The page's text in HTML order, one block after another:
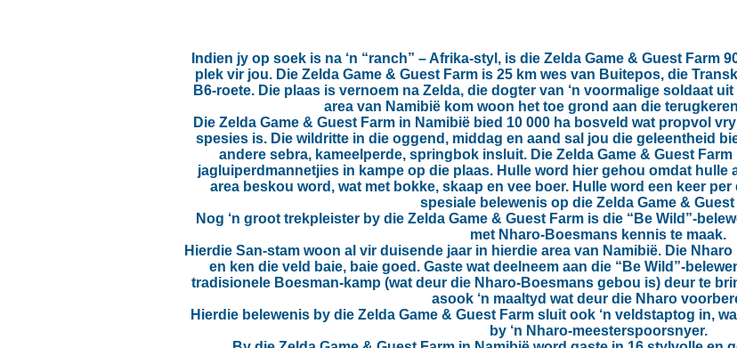
Indien jy op soek is na ‘n “ranch” – Afrika-styl, is die Zelda Game & Guest Farm
plek vir jou. Die Zelda Game & Guest Farm is 25 km wes van Buitepos, die
B6-roete. Die plaas is vernoem na Zelda, die dogter van ‘n voormalige soldaat
area van Namibië kom woon het toe grond aan die
Die Zelda Game & Guest Farm in Namibië bied 10 000 ha bosveld wat propvol
spesies is. Die wildritte in die oggend, middag en aand sal jou die geleentheid
andere sebra, kameelperde, springbok insluit. Die Zelda Game & Guest
jagluiperdmannetjies in kampe op die plaas. Hulle word hier gehou omdat hulle
area beskou word, wat met bokke, skaap en vee boer. Hulle word een keer
spesiale belewenis op die Zelda Game & Guest
Nog ‘n groot trekpleister by die Zelda Game & Guest Farm is die “Be Wild”-
met Nharo-Boesmans kennis te maak.
Hierdie San-stam woon al vir duisende jaar in hierdie area van Namibië. Die
en ken die veld baie, baie goed. Gaste wat deelneem aan die “Be Wild”-
tradisionele Boesman-kamp (wat deur die Nharo-Boesmans gebou is) deur te
asook ‘n maaltyd wat deur die Nharo
Hierdie belewenis by die Zelda Game & Guest Farm sluit ook ‘n veldstaptog in,
by ‘n Nharo-meesterspoorsnyer.